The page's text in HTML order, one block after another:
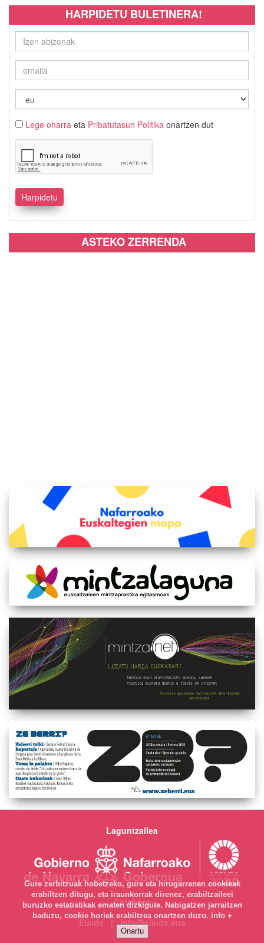
HARPIDETU BULETINERA!
Lege oharra eta Pribatutasun Politika onartzen dut
ASTEKO ZERRENDA
Laguntzailea
Colabora
Elaide | info@elaide.eus
Gure zerbitzuak hobetzeko, gure eta hirugarrenen cookieak
erabiltzen ditugu, eta iraunkorrak direnez, erabiltzaileei
buruzko estatistikak ematen dizkigute. Nabigatzen jarraitzen
baduzu, cookie horiek erabiltzea onartzen duzu. info +